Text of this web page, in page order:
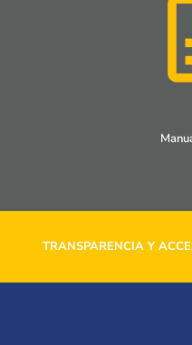
TRANSPARENCIA Y